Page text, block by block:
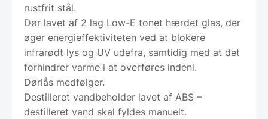
rustfrit stål.
Dør lavet af 2 lag Low-E tonet hærdet glas, der
øger energieffektiviteten ved at blokere
infrarødt lys og UV udefra, samtidig med at det
forhindrer varme i at overføres indeni.
Dørlås medfølger.
Destilleret vandbeholder lavet af ABS –
destilleret vand skal fyldes manuelt.